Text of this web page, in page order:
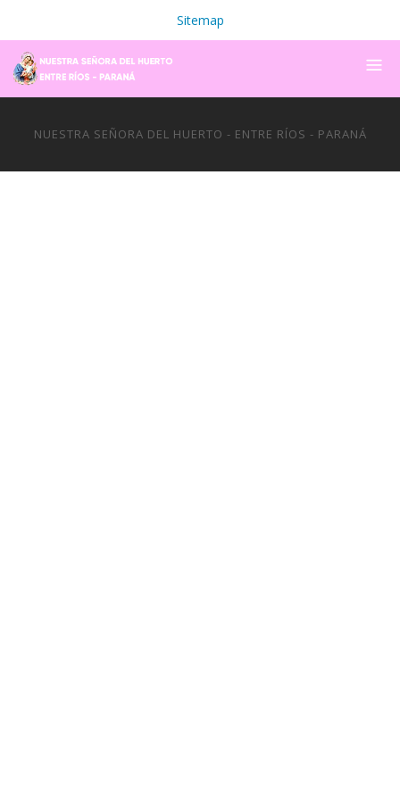
Sitemap
NUESTRA SEÑORA DEL HUERTO - ENTRE RÍOS - PARANÁ